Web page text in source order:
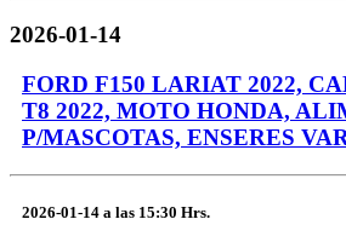
2026-01-14
FORD F150 LARIAT 2022,
T8 2022, MOTO HONDA,
P/MASCOTAS, ENSERES
2026-01-14 a las 15:30 Hrs.